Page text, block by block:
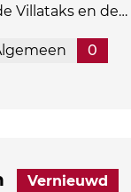
Villataks en de…
0
Vernieuwd